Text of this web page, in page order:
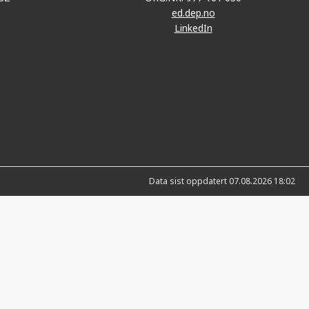
ed.dep.no
LinkedIn
Data sist oppdatert 07.08.2026 18:02